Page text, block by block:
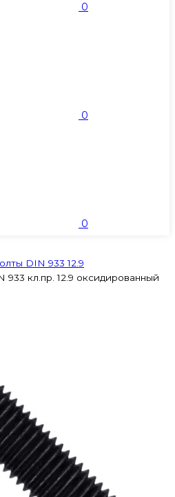
0
0
0
DIN 933 12.9
933 кл.пр. 12.9 оксидированный